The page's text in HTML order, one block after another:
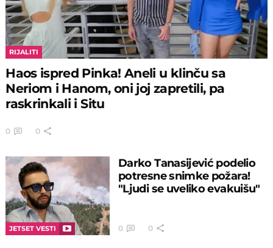
RIJALITI
Haos ispred Pinka! Aneli u klinču sa
Neriom i Hanom, oni joj zapretili, pa
raskrinkali i Situ
0 0
JETSET VESTI
Darko Tanasijević podelio
potresne snimke požara!
"Ljudi se uveliko evakuišu"
0 0